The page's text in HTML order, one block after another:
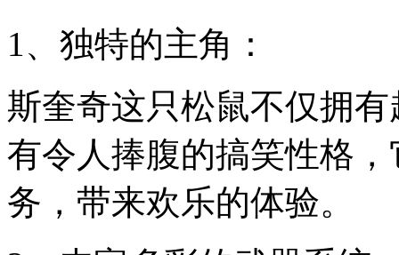
1、独特的主角：
斯奎奇这只松鼠不仅拥
有令人捧腹的搞笑性格
务，带来欢乐的体验。